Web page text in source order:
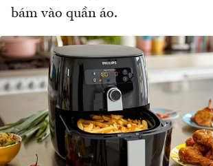
bám vào quần áo.